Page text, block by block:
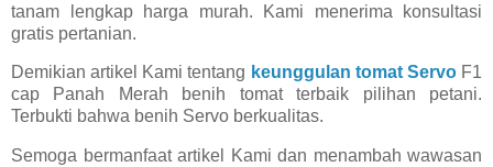
tanam lengkap harga murah. Kami menerima konsultasi
gratis pertanian.
Demikian artikel Kami tentang keunggulan tomat Servo F1
cap Panah Merah benih tomat terbaik pilihan petani.
Terbukti bahwa benih Servo berkualitas.
Semoga bermanfaat artikel Kami dan menambah wawasan